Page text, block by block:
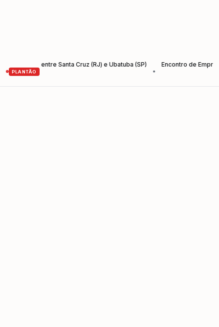
PLANTÃO
entre Santa Cruz (RJ) e Ubatuba (SP)
Encontro de